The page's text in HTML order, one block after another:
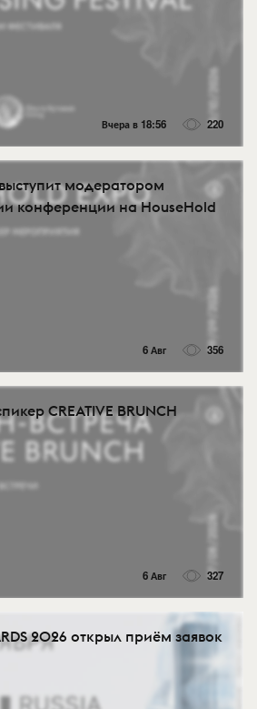
Вчера в 18:56 220
модератором
конференции на HouseHold
6 Авг 356
CREATIVE BRUNCH
6 Авг 327
2026 открыл приём заявок